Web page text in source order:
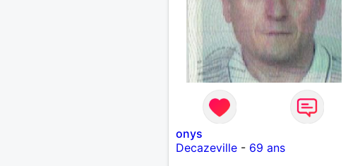
onys
Decazeville- 69 ans